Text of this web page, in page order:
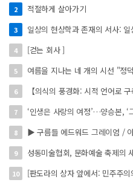
2 적절하게 살아가기
3 일상의 현상학과 존재의 서사:
4 [걷는 회사 ]
5 여름을 지나는 네 개의 시선 "정
6 【의식의 풍경화: 시적 언어로
7 ‘인생은 사랑의 여정’…양승본, ‘
8 ▶ 구름들 에드워드 그레이엄 /
9
10 [판도라의 상자 앞에서: 민주주